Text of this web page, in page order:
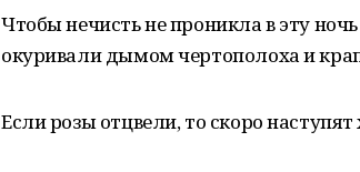
Чтобы нечисть не проникла в эту
окуривали дымом чертополоха и
Если розы отцвели, то скоро наступят